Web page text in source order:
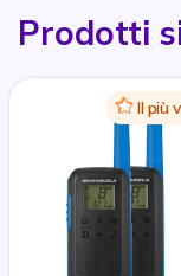
Prodotti
IconIl più